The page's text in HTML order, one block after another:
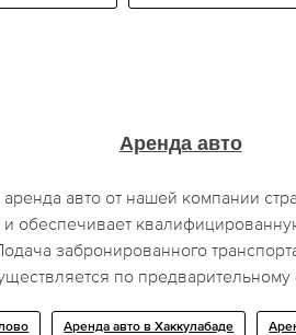
Аренда авто
авто от нашей компании
и обеспечивает
забронированного
по предварительному
Аренда авто в Хаккулабаде